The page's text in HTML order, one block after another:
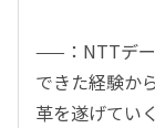
——：NTTデー
できた経験か
革を遂げてい